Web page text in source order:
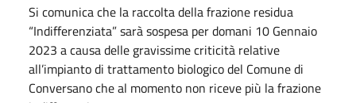
Si comunica che la raccolta della frazione residua
“Indifferenziata” sarà sospesa per domani 10 Gennaio
2023 a causa delle gravissime criticità relative
all’impianto di trattamento biologico del Comune di
Conversano che al momento non riceve più la frazione